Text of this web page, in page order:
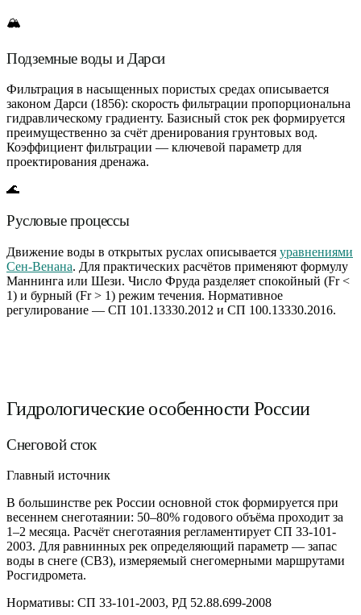
🏔️
Подземные воды и Дарси
Фильтрация в насыщенных пористых средах описывается
законом Дарси (1856): скорость фильтрации пропорциональна
гидравлическому градиенту. Базисный сток рек формируется
преимущественно за счёт дренирования грунтовых вод.
Коэффициент фильтрации — ключевой параметр для
проектирования дренажа.
🌊
Русловые процессы
Движение воды в открытых руслах описывается уравнениями
Сен-Венана. Для практических расчётов применяют формулу
Маннинга или Шези. Число Фруда разделяет спокойный (Fr <
1) и бурный (Fr > 1) режим течения. Нормативное
регулирование — СП 101.13330.2012 и СП 100.13330.2016.
Гидрологические особенности России
Снеговой сток
Главный источник
В большинстве рек России основной сток формируется при
весеннем снеготаянии: 50–80% годового объёма проходит за
1–2 месяца. Расчёт снеготаяния регламентирует СП 33-101-
2003. Для равнинных рек определяющий параметр — запас
воды в снеге (СВЗ), измеряемый снегомерными маршрутами
Росгидромета.
Нормативы: СП 33-101-2003, РД 52.88.699-2008